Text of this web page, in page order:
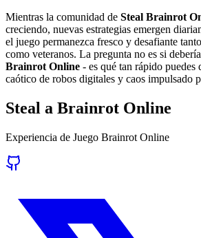
Mientras la comunidad de Steal Brainrot
creciendo, nuevas estrategias emergen
el juego permanezca fresco y desafiante
como veteranos. La pregunta no es si
Brainrot Online - es qué tan rápido puedes
caótico de robos digitales y caos impulsado
Steal a Brainrot Online
Experiencia de Juego Brainrot Online